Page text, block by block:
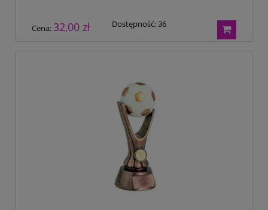
Cena: 32,00 zł Dostępność:36